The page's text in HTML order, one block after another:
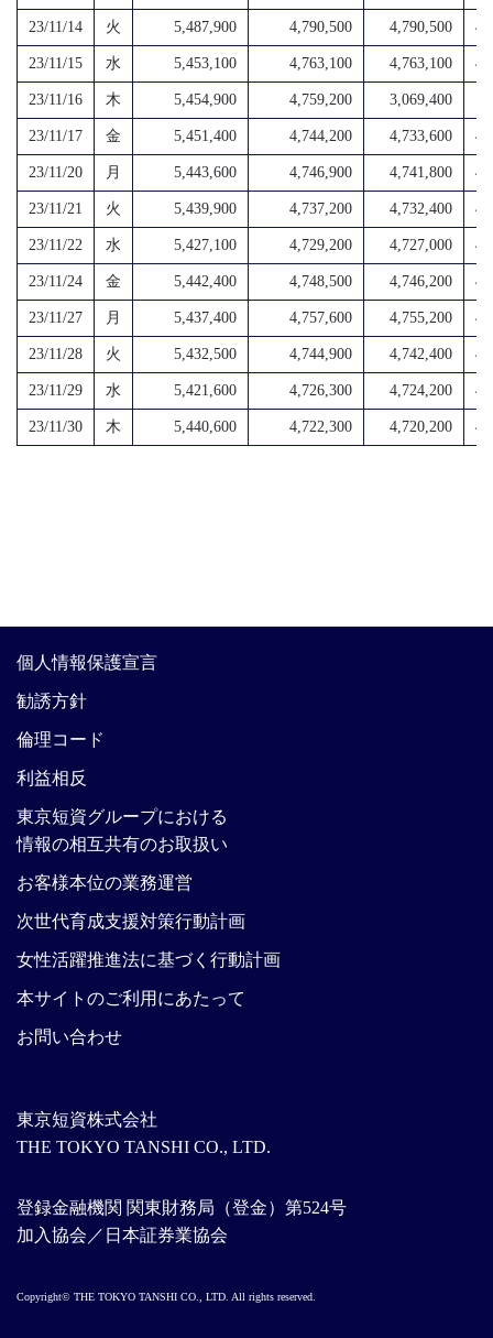
23/11/14 火 5,487,900 4,790,500 4,790,500
23/11/15 水 5,453,100 4,763,100 4,763,100
23/11/16 木 5,454,900 4,759,200 3,069,400
23/11/17 金 5,451,400 4,744,200 4,733,600
23/11/20 月 5,443,600 4,746,900 4,741,800
23/11/21 火 5,439,900 4,737,200 4,732,400
23/11/22 水 5,427,100 4,729,200 4,727,000
23/11/24 金 5,442,400 4,748,500 4,746,200
23/11/27 月 5,437,400 4,757,600 4,755,200
23/11/28 火 5,432,500 4,744,900 4,742,400
23/11/29 水 5,421,600 4,726,300 4,724,200
23/11/30 木 5,440,600 4,722,300 4,720,200
東京短資株式会社
THE TOKYO TANSHI CO., LTD.
登録金融機関 関東財務局（登金）第524号
加入協会／日本証券業協会
個人情報保護宣言
勧誘方針
倫理コード
利益相反
東京短資グループにおける
情報の相互共有のお取扱い
お客様本位の業務運営
次世代育成支援対策行動計画
女性活躍推進法に基づく行動計画
本サイトのご利用にあたって
お問い合わせ
Copyright© THE TOKYO TANSHI CO., LTD. All rights reserved.